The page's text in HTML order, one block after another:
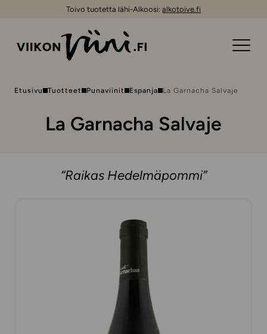
Toivo tuotetta lähi-Alkoosi: alkotoive.fi
Etusivu Tuotteet Punaviinit Espanja La Garnacha Salvaje
La Garnacha Salvaje
“Raikas Hedelmäpommi”